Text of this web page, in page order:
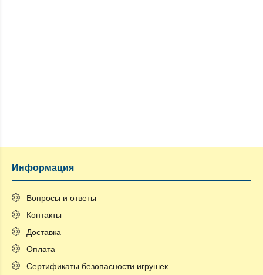
Информация
Вопросы и ответы
Контакты
Доставка
Оплата
Сертификаты безопасности игрушек